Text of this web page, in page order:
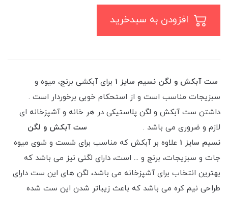
ست آبکش و لگن نسیم سایز 1
برای آبکشی برنج، میوه و
سبزیجات مناسب است و از استحکام خوبی برخوردار است .
داشتن ست آبکش و لگن پلاستیکی در هر خانه و آشپزخانه ای
لازم و ضروری می باشد . ست آبکش و لگن
نسیم سایز 1
علاوه بر آبکش که مناسب برای شست و شوی میوه
جات و سبزیجات، برنج و ... است، دارای لگنی نیز می باشد که
بهترین انتخاب برای آشپزخانه می باشد، لگن های این ست دارای
طراحی نیم کره می باشد که باعث زیباتر شدن این ست شده